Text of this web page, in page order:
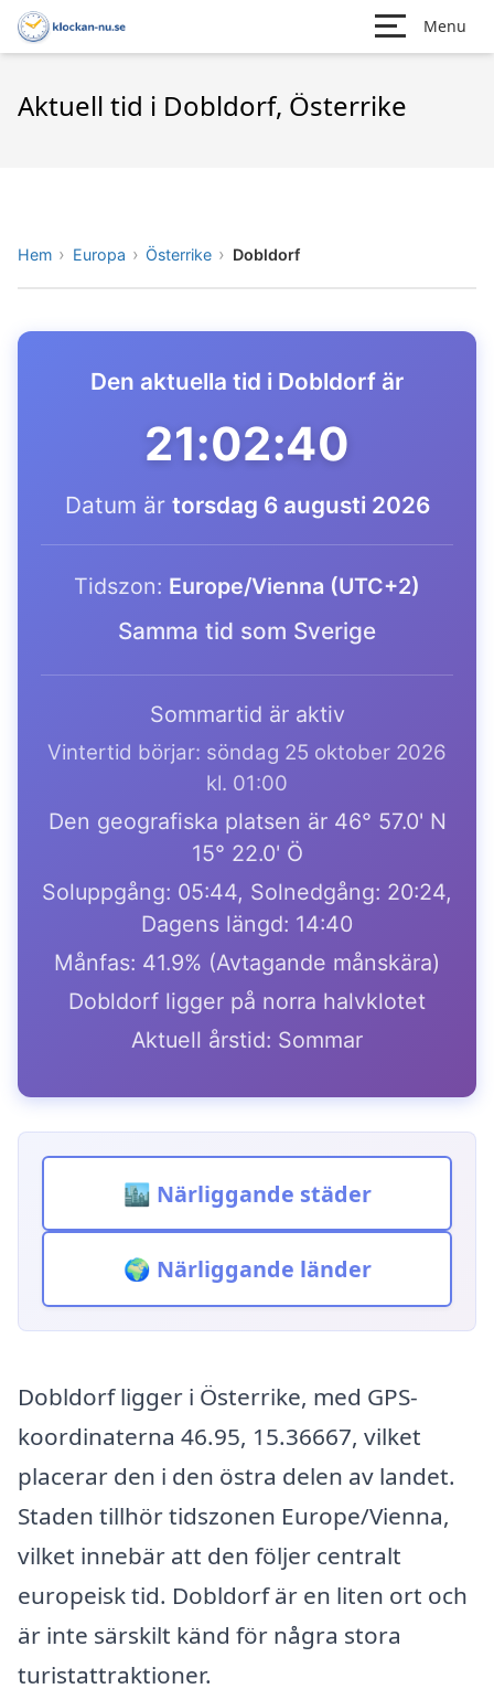
Menu
Aktuell tid i Dobldorf, Österrike
Hem Europa Österrike Dobldorf
Den aktuella tid i Dobldorf är
21:02:40
Datum är torsdag 6 augusti 2026
Tidszon: Europe/Vienna (UTC+2)
Samma tid som Sverige
Sommartid är aktiv
Vintertid börjar: söndag 25 oktober 2026
kl. 01:00
Den geografiska platsen är 46° 57.0' N
15° 22.0' Ö
Soluppgång: 05:44, Solnedgång: 20:24,
Dagens längd: 14:40
Månfas: 41.9% (Avtagande månskära)
Dobldorf ligger på norra halvklotet
Aktuell årstid: Sommar
🏙️ Närliggande städer
🌍 Närliggande länder
Dobldorf ligger i Österrike, med GPS-
koordinaterna 46.95, 15.36667, vilket
placerar den i den östra delen av landet.
Staden tillhör tidszonen Europe/Vienna,
vilket innebär att den följer centralt
europeisk tid. Dobldorf är en liten ort och
är inte särskilt känd för några stora
turistattraktioner.